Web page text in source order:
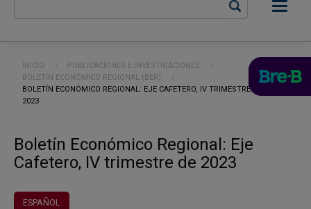
Ruta de navegación
INICIO
PUBLICACIONES E INVESTIGACIONES
BOLETÍN ECONÓMICO REGIONAL (BER)
CURRENT:
BOLETÍN ECONÓMICO REGIONAL: EJE CAFETERO, IV TRIMESTRE DE
2023
Boletín Económico Regional: Eje
Cafetero, IV trimestre de 2023
ESPAÑOL